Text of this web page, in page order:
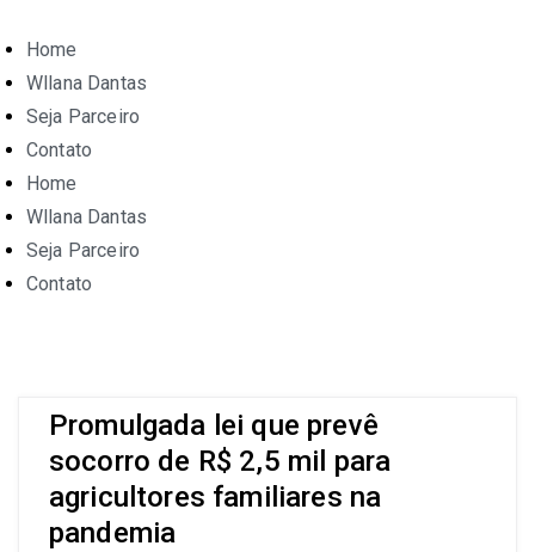
Home
Wllana Dantas
Seja Parceiro
Contato
Home
Wllana Dantas
Seja Parceiro
Contato
Promulgada lei que prevê
socorro de R$ 2,5 mil para
agricultores familiares na
pandemia